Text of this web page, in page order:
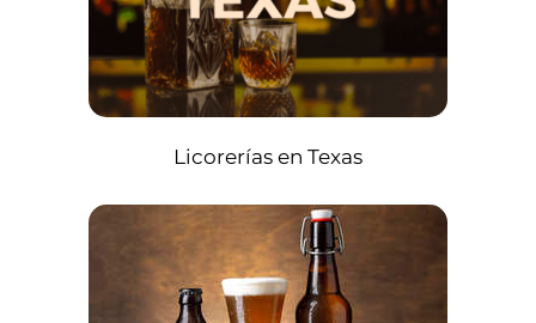
Licorerías en Texas